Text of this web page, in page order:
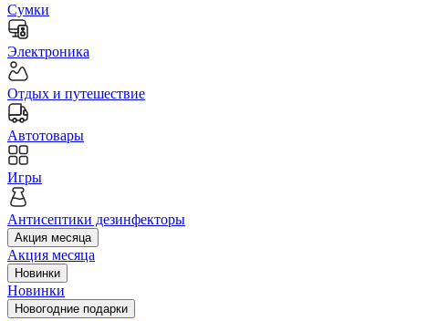
Сумки
Электроника
Отдых и путешествие
Автотовары
Игры
Антисептики дезинфекторы
Акция месяца
Акция месяца
Новинки
Новинки
Новогодние подарки